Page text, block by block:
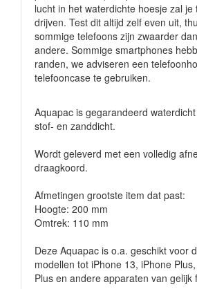
lucht in het waterdichte hoesje zal je
drijven. Test dit altijd zelf even uit,
sommige telefoons zijn zwaarder dan
andere. Sommige smartphones
randen, we adviseren een
telefooncase te gebruiken.
Aquapac is gegarandeerd
stof- en zanddicht.
Wordt geleverd met een volledig
draagkoord.
Afmetingen grootste item dat past:
Hoogte: 200 mm
Omtrek: 110 mm
Deze Aquapac is o.a. geschikt voor
modellen tot iPhone 13, iPhone
Plus en andere apparaten van gelijk